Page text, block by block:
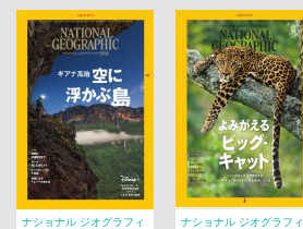
ナショナル ジオグラフィ
ナショナル ジオグラフィ